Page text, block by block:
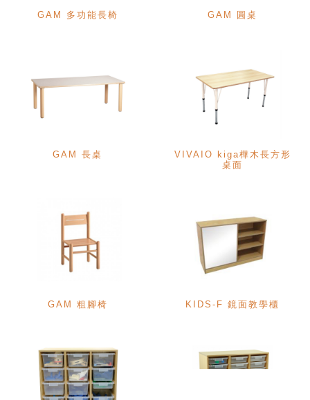
GAM 多功能長椅 GAM 圓桌
GAM 長桌
VIVAIO kiga樺木長方形
桌面
GAM 粗腳椅 KIDS-F 鏡面教學櫃